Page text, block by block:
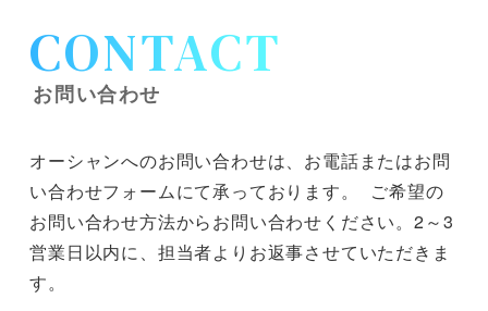
CONTACT
お問い合わせ
オーシャンへのお問い合わせは、お電話またはお問
い合わせフォームにて承っております。 ご希望の
お問い合わせ方法からお問い合わせください。2～3
営業日以内に、担当者よりお返事させていただきま
す。